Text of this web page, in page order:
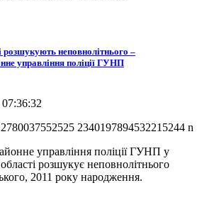
неповнолітнього –
управління поліції ГУНП
управління поліції ГУНП у
розшукує неповнолітнього
2011 року народження.